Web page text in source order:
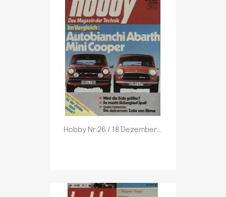
Vorschau
Hobby Nr.26 / 18 Dezember...